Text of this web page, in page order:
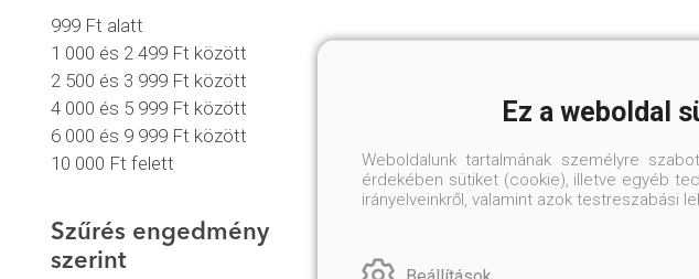
999 Ft alatt
1 000 és 2 499 Ft között
2 500 és 3 999 Ft között
4 000 és 5 999 Ft között
6 000 és 9 999 Ft között
10 000 Ft felett
Szűrés engedmény
szerint
Ez a weboldal
Weboldalunk tartalmának személyre
érdekében sütiket (cookie), illetve egyéb
irányelveinkről, valamint azok testreszabási